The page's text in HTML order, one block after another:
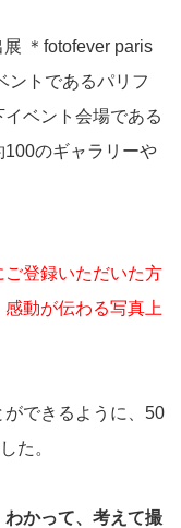
＊fotofever paris
ントであるパリフ
ベント会場である
100のギャラリーや
登録いただいた方
動が伝わる写真上
できるように、50
た。
かって、考えて撮